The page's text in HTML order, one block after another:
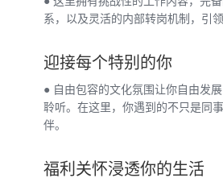
系，以及灵活的内部转岗机制，引
迎接每个特别的你
● 自由包容的文化氛围让你自由发
聆听。在这里，你遇到的不只是同
伴。
福利关怀浸透你的生活